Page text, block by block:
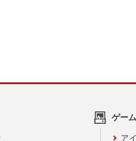
ゲー
ア